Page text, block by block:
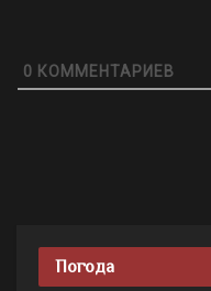
0 КОММЕНТАРИЕВ
Погода